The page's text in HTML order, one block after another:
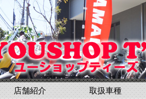
店舗紹介 取扱車種